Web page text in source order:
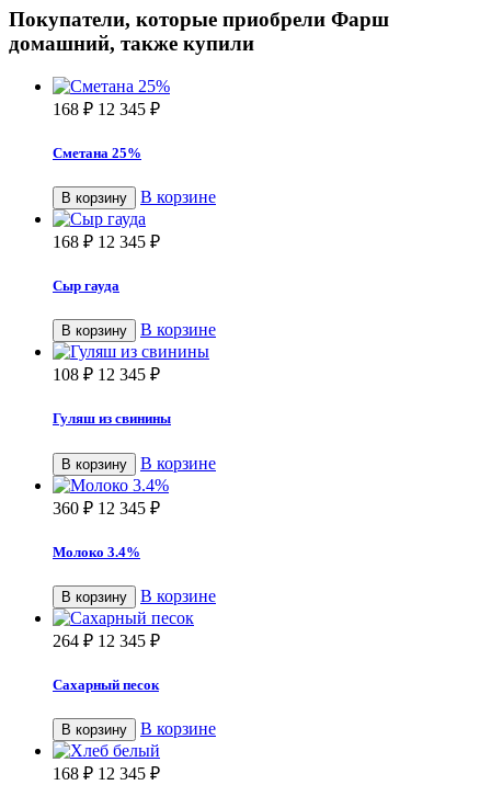
Покупатели, которые приобрели Фарш
домашний, также купили
168 ₽ 12 345 ₽
Сметана 25%
В корзину В корзине
168 ₽ 12 345 ₽
Сыр гауда
В корзину В корзине
108 ₽ 12 345 ₽
Гуляш из свинины
В корзину В корзине
360 ₽ 12 345 ₽
Молоко 3.4%
В корзину В корзине
264 ₽ 12 345 ₽
Сахарный песок
В корзину В корзине
168 ₽ 12 345 ₽